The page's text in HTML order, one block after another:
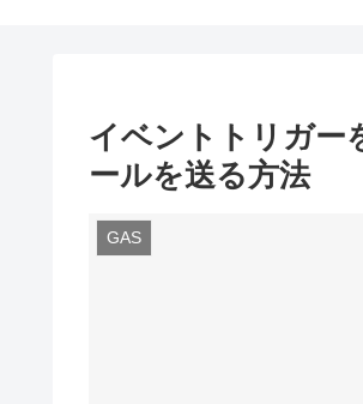
イベントトリガー
ールを送る方法
GAS